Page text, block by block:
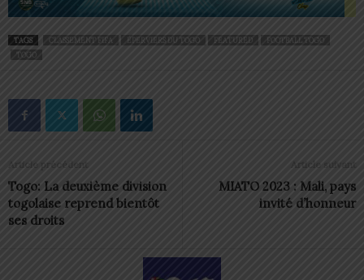
TAGS CLASSEMENT FIFA ÉPERVIERS DU TOGO FEATURED
FOOTBALL TOGO
TOGO
Article précédent
Togo: La deuxième division
togolaise reprend bientôt
ses droits
Article suivant
MIATO 2023 : Mali, pays
invité d’honneur